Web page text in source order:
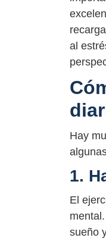
al
Hay
1.
El
sueño